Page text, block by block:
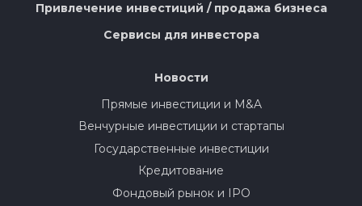
Привлечение инвестиций / продажа бизнеса
Сервисы для инвестора
Новости
Прямые инвестиции и M&A
Венчурные инвестиции и стартапы
Государственные инвестиции
Кредитование
Фондовый рынок и IPO